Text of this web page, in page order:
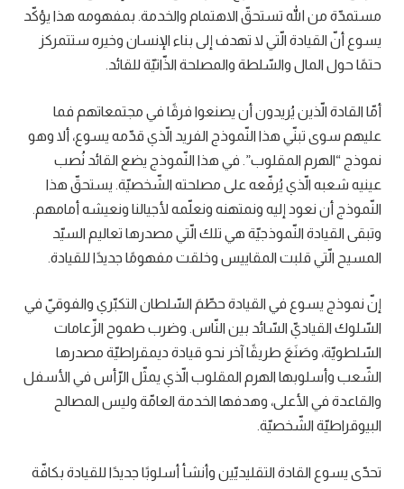
مستمدّة من الله تستحقّ الاهتمام والخدمة. بمفهومه هذا يؤكّد
يسوع أنّ القيادة الّتي لا تهدف إلى بناء الإنسان وخيره ستتمركز
حتمًا حول المال والسّلطة والمصلحة الذّاتيّة للقائد.
أمّا القادة الّذين يُريدون أن يصنعوا فرقًا في مجتمعاتهم فما
عليهم سوى تبنّي هذا النّموذج الفريد الّذي قدّمه يسوع، ألا وهو
نموذج “الهرم المقلوب”. في هذا النّموذج يضع القائد نُصب
عينيه شعبه الّذي يُرفّعه على مصلحته الشّخصيّة. يستحقّ هذا
النّموذج أن نعود إليه ونمتهنه ونعلّمه لأجيالنا ونعيشه أمامهم.
وتبقى القيادة النّموذجيّة هي تلك الّتي مصدرها تعاليم السيّد
المسيح الّتي قلبت المقاييس وخلقت مفهومًا جديدًا للقيادة.
إنّ نموذج يسوع في القيادة حطّمَ السّلطان التكبّري والفوقيّ في
السّلوك القياديّ السّائد بين النّاس. وضرب طموح الزّعامات
السّلطويّة، وصَنَعَ طريقًا آخر نحو قيادة ديمقراطيّة مصدرها
الشّعب وأسلوبها الهرم المقلوب الّذي يمثّل الرّأس في الأسفل
والقاعدة في الأعلى، وهدفها الخدمة العامّة وليس المصالح
البيوقراطيّة الشّخصيّة.
تحدّى يسوع القادة التقليديّين وأنشأ أسلوبًا جديدًا للقيادة بكافّة